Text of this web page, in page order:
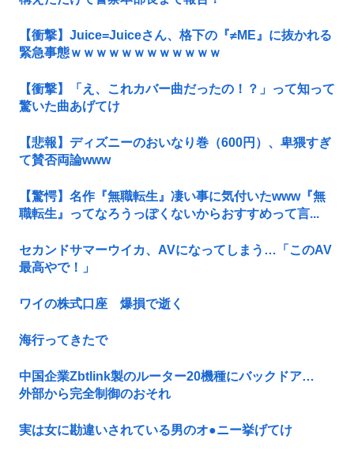
【衝撃】Juice=Juiceさん、格下の『≠ME』に抜かれる
緊急事態ｗｗｗｗｗｗｗｗｗｗｗｗ
【衝撃】「え、これカバー曲だったの！？」って知って
驚いた曲あげてけ
【悲報】ディズニーのおいなり巻（600円）、卑猥すぎ
て賛否両論www
【驚愕】名作『無職転生』凄い事に気付いたwww『無
職転生』ってなろうっぽくないからおすすめって言...
セカンドサマーウイカ、AVになってしまう…「このAV
最高やで！」
ワイの株式口座 爆損で逝く
海行ってきたで
中国企業Zbtlink製のルーター20機種にバックドア…
外部から完全制御のおそれ
実は女に勘違いされている男のオ●ニー挙げてけ